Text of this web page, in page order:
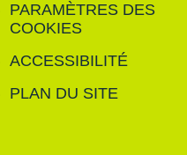
PARAMÈTRES DES
COOKIES
ACCESSIBILITÉ
PLAN DU SITE